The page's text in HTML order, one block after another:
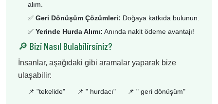
alım.
✅ Geri Dönüşüm Çözümleri: Doğaya katkıda bulunun.
✅ Yerinde Hurda Alımı: Anında nakit ödeme avantajı!
🔎 Bizi Nasıl Bulabilirsiniz?
İnsanlar, aşağıdaki gibi aramalar yaparak bize
ulaşabilir:
📌 "tekelide" 📌 " hurdacı" 📌 " geri dönüşüm"